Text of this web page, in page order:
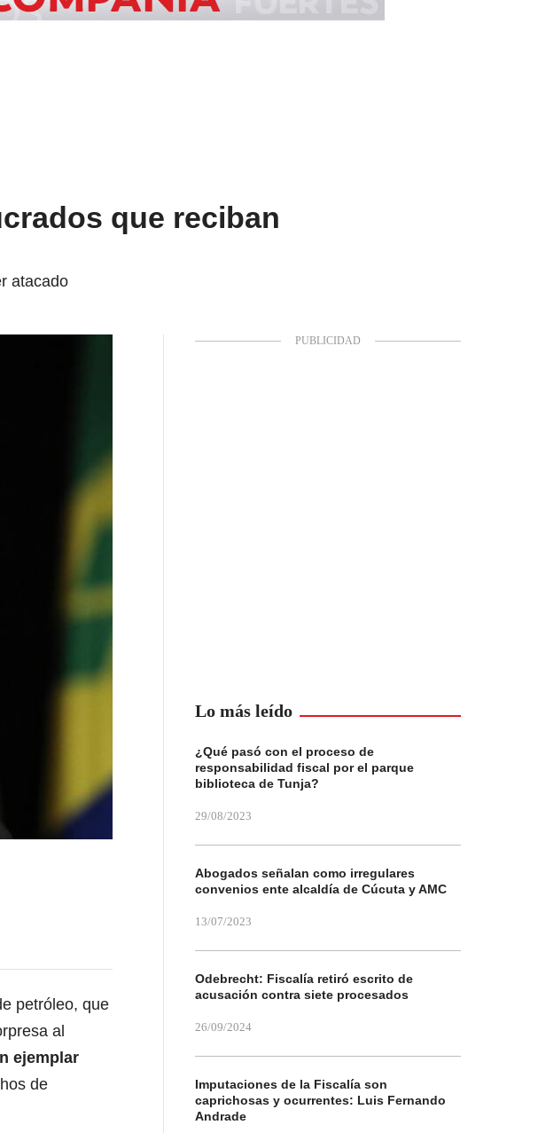
que reciban
atacado
petróleo, que
al
ejemplar
de
Lo más leído
¿Qué pasó con el proceso de
responsabilidad fiscal por el parque
biblioteca de Tunja?
29/08/2023
Abogados señalan como irregulares
convenios ente alcaldía de Cúcuta y AMC
13/07/2023
Odebrecht: Fiscalía retiró escrito de
acusación contra siete procesados
26/09/2024
Imputaciones de la Fiscalía son
caprichosas y ocurrentes: Luis Fernando
Andrade